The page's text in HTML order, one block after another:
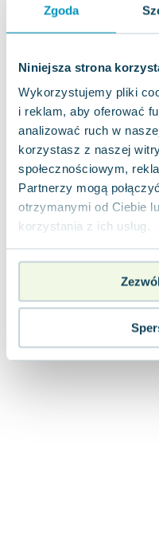
Zgoda
Niniejsza strona
Wykorzystujemy pliki
i reklam, aby oferować
analizować ruch w
korzystasz z naszej
społecznościowym,
Partnerzy mogą
otrzymanymi od Ciebie
korzystania z ich usług.
Miękka
12.74zł dobry
51.72złtaniej o38.98zł